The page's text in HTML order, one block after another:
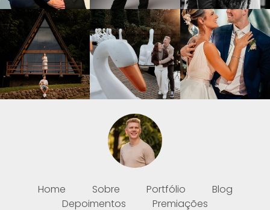
Home Sobre Portfólio
Blog
Depoimentos
Premiações